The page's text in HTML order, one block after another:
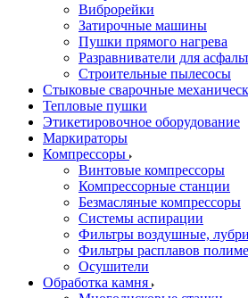
Виброрейки
Затирочные машины
Пушки прямого нагрева
Разравниватели для
Строительные пылесосы
Стыковые сварочные
Тепловые пушки
Этикетировочное оборудование
Маркираторы
Компрессоры
Винтовые компрессоры
Компрессорные станции
Безмасляные компрессоры
Системы аспирации
Фильтры воздушные,
Фильтры расплавов
Осушители
Обработка камня